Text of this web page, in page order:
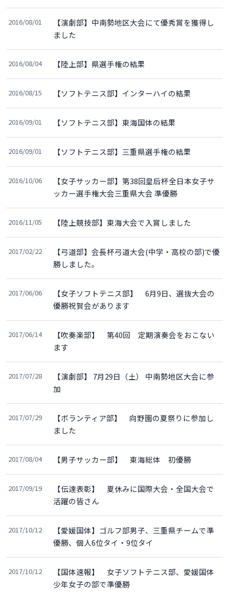
2016/08/01
【演劇部】中南勢地区大会にて優秀賞を獲得し
ました
2016/08/04 【陸上部】県選手権の結果
2016/08/15 【ソフトテニス部】インターハイの結果
2016/09/01 【ソフトテニス部】東海国体の結果
2016/09/01 【ソフトテニス部】三重県選手権の結果
2016/10/06
【女子サッカー部】第38回皇后杯全日本女子サ
ッカー選手権大会三重県大会 準優勝
2016/11/05 【陸上競技部】東海大会で入賞しました
2017/02/22
【弓道部】会長杯弓道大会(中学・高校の部)で優
勝しました。
2017/06/06
【女子ソフトテニス部】 6月9日、選抜大会の
優勝祝賀会があります
2017/06/14
【吹奏楽部】 第40回 定期演奏会をおこない
ます
2017/07/28
【演劇部】 7月29日（土） 中南勢地区大会に参
加
2017/07/29
【ボランティア部】 向野園の夏祭りに参加し
ました
2017/08/04 【男子サッカー部】 東海総体 初優勝
2017/09/19
【伝達表彰】 夏休みに国際大会・全国大会で
活躍の皆さん
2017/10/12
【愛媛国体】ゴルフ部男子、三重県チームで準
優勝、個人6位タイ・9位タイ
2017/10/12
【国体速報】 女子ソフトテニス部、愛媛国体
少年女子の部で準優勝